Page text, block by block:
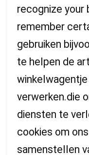
recognize your
remember
gebruiken
te helpen de
verwerken.die
diensten te
cookies om
samenstellen